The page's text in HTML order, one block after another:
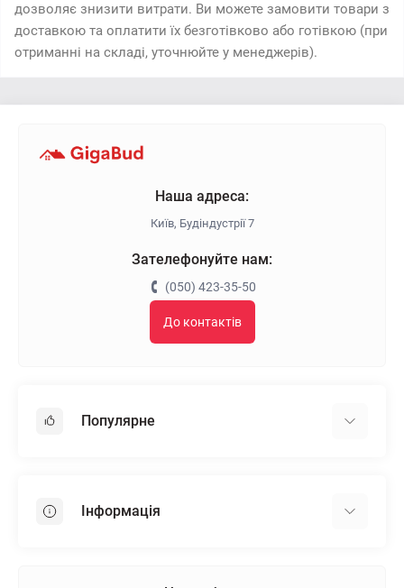
дозволяє знизити витрати. Ви можете замовити товари з
доставкою та оплатити їх безготівково або готівкою (при
отриманні на складі, уточнюйте у менеджерів).
Наша адреса:
Київ, Будіндустрії 7
Зателефонуйте нам:
(050) 423-35-50
До контактів
Популярне
Пінопласт
Інформація